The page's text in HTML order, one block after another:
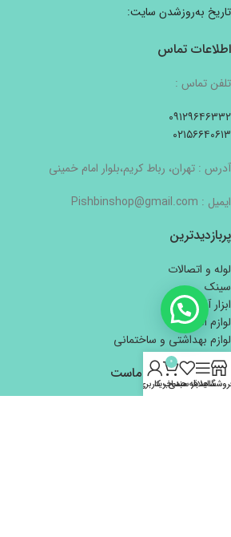
تاریخ به‌روزشدن سایت:
اطلاعات تماس
تلفن تماس :
۰۹۱۲۹۶۴۶۳۳۲
۰۲۱۵۶۶۴۰۶۱۳
آدرس : تهران، رباط کریم،بلوار امام خمینی
ایمیل : Pishbinshop@gmail.com
پربازدیدترین
لوله و اتصالات
سینک
ابزار آلات دستی
لوازم الکتریکی
لوازم بهداشتی و ساختمانی
اعتماد شما افتخار ماست
سایدبار
علاقه مندی
0
سبد خرید
حساب کاربری من